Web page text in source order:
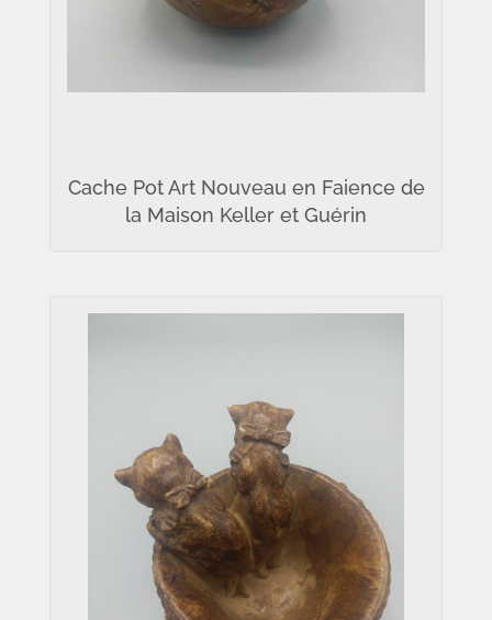
Cache Pot Art Nouveau en Faience de
la Maison Keller et Guérin